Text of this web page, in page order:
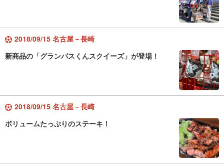
2018/09/15 名古屋－長崎
新商品の「グランパスくんスクイーズ」が登場！
2018/09/15 名古屋－長崎
ボリュームたっぷりのステーキ！